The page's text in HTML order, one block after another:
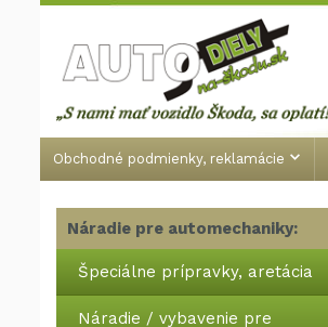
Obchodné podmienky, reklamácie
Náradie pre automechaniky:
Špeciálne prípravky, aretácia
Náradie / vybavenie pre